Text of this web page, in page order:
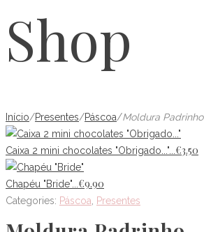
Shop
Início/Presentes/Páscoa/Moldura Padrinho
Caixa 2 mini chocolates "Obrigado..."... €3.50
Chapéu "Bride"... €9.90
Categories: Páscoa Presentes